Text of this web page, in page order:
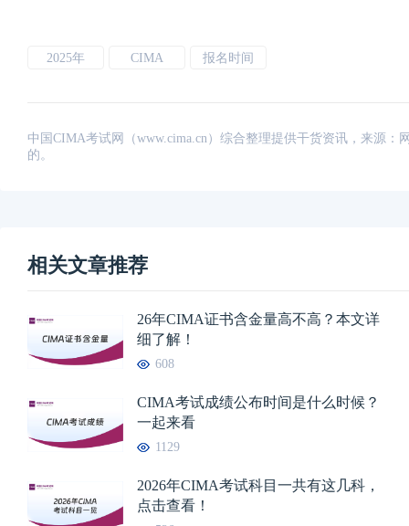
2025年 CIMA 报名时间
中国CIMA考试网（www.cima.cn）综合整理提供干货资讯，来源
的。
相关文章推荐
26年CIMA证书含金量高不高？本文详
细了解！
608
CIMA考试成绩公布时间是什么时候？
一起来看
1129
2026年CIMA考试科目一共有这几科，
点击查看！